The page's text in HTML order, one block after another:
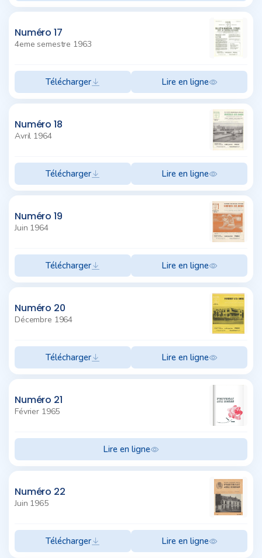
Numéro 17
4eme semestre 1963
Télécharger Lire en ligne
Numéro 18
Avril 1964
Télécharger Lire en ligne
Numéro 19
Juin 1964
Télécharger Lire en ligne
Numéro 20
Décembre 1964
Télécharger Lire en ligne
Numéro 21
Février 1965
Lire en ligne
Numéro 22
Juin 1965
Télécharger Lire en ligne